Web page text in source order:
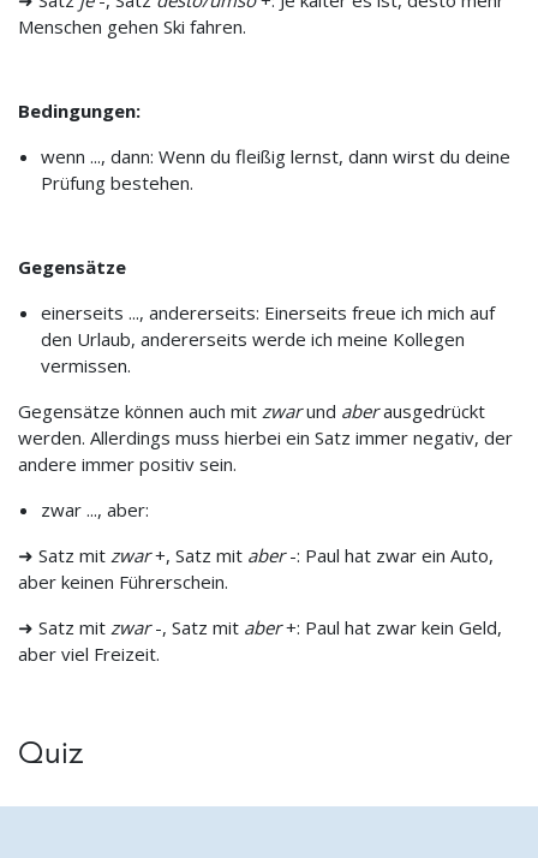
Menschen gehen Ski fahren.
Bedingungen:
wenn ..., dann: Wenn du fleißig lernst, dann wirst du deine
Prüfung bestehen.
Gegensätze
einerseits ..., andererseits: Einerseits freue ich mich auf
den Urlaub, andererseits werde ich meine Kollegen
vermissen.
Gegensätze können auch mit zwarund aberausgedrückt
werden. Allerdings muss hierbei ein Satz immer negativ, der
andere immer positiv sein.
zwar ..., aber:
➜ Satz mit zwar+, Satz mit aber-: Paul hat zwar ein Auto,
aber keinen Führerschein.
➜ Satz mit zwar-, Satz mit aber+: Paul hat zwar kein Geld,
aber viel Freizeit.
Quiz